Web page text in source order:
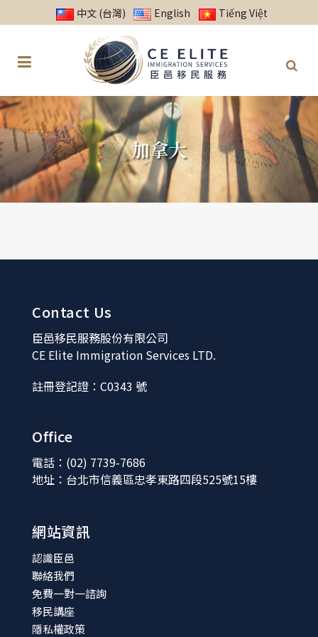
中文 (台灣) English Tiếng Việt
加拿大
Contact Us
臣邑移民服務股份有限公司
CE Elite Immigration Services LTD.
註冊登記證：C0343 號
Office
電話：(02) 7739-7686
地址：台北市信義區忠孝東路四段525號15樓
網站資訊
認識臣邑
聯絡我們
免費一對一諮詢
移民講座
隱私權政策